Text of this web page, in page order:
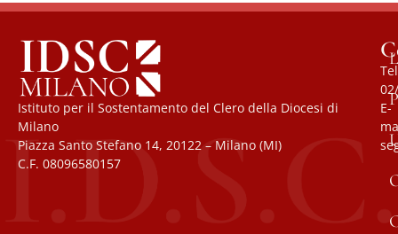
Istituto per il Sostentamento del Clero della Diocesi di
Milano
Piazza Santo Stefano 14, 20122 – Milano (MI)
C.F. 08096580157
E-